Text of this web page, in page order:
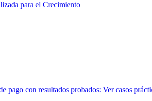
para el Crecimiento
pago con resultados probados: Ver casos